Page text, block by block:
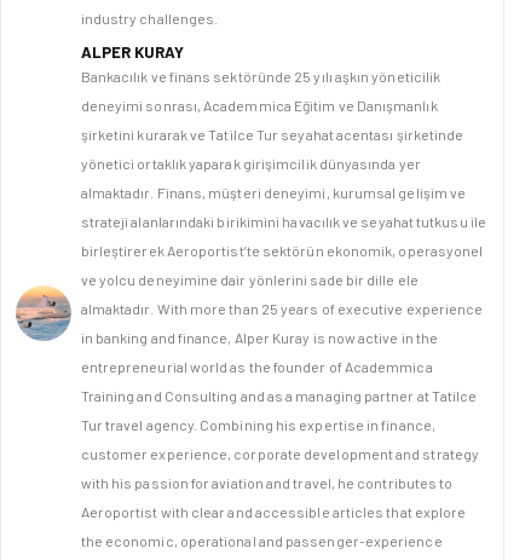
industry challenges.
ALPER KURAY
Bankacılık ve finans sektöründe 25 yılı aşkın yöneticilik
deneyimi sonrası, Academmica Eğitim ve Danışmanlık
şirketini kurarak ve Tatilce Tur seyahat acentası şirketinde
yönetici ortaklık yaparak girişimcilik dünyasında yer
almaktadır. Finans, müşteri deneyimi, kurumsal gelişim ve
strateji alanlarındaki birikimini havacılık ve seyahat tutkusu ile
birleştirerek Aeroportist’te sektörün ekonomik, operasyonel
ve yolcu deneyimine dair yönlerini sade bir dille ele
almaktadır. With more than 25 years of executive experience
in banking and finance, Alper Kuray is now active in the
entrepreneurial world as the founder of Academmica
Training and Consulting and as a managing partner at Tatilce
Tur travel agency. Combining his expertise in finance,
customer experience, corporate development and strategy
with his passion for aviation and travel, he contributes to
Aeroportist with clear and accessible articles that explore
the economic, operational and passenger-experience